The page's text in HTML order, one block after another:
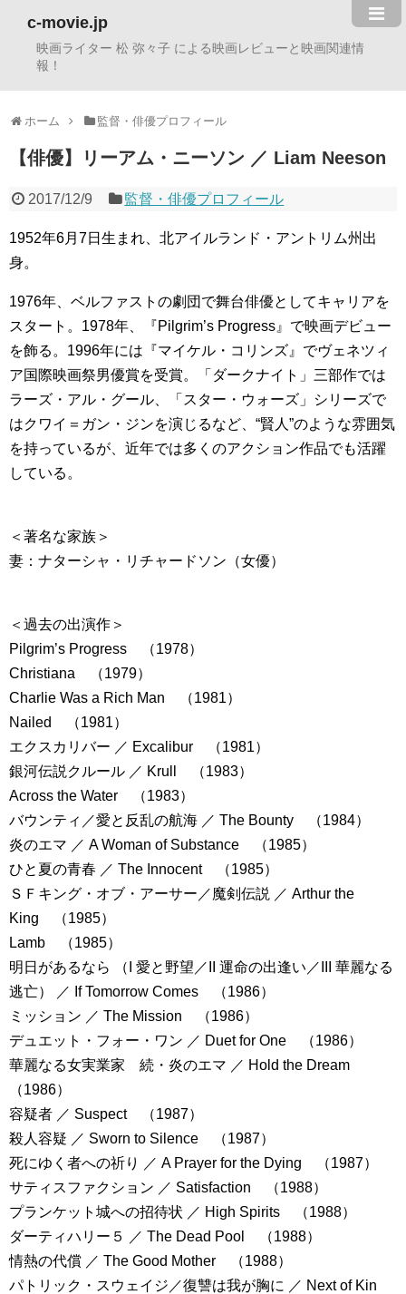
c-movie.jp
映画ライター 松 弥々子 による映画レビューと映画関連情
報！
ホーム 監督・俳優プロフィール
【俳優】リーアム・ニーソン ／ Liam Neeson
2017/12/9 監督・俳優プロフィール
1952年6月7日生まれ、北アイルランド・アントリム州出
身。
1976年、ベルファストの劇団で舞台俳優としてキャリアを
スタート。1978年、『Pilgrim’s Progress』で映画デビュー
を飾る。1996年には『マイケル・コリンズ』でヴェネツィ
ア国際映画祭男優賞を受賞。「ダークナイト」三部作では
ラーズ・アル・グール、「スター・ウォーズ」シリーズで
はクワイ＝ガン・ジンを演じるなど、“賢人”のような雰囲気
を持っているが、近年では多くのアクション作品でも活躍
している。
＜著名な家族＞
妻：ナターシャ・リチャードソン（女優）
＜過去の出演作＞
Pilgrim’s Progress （1978）
Christiana （1979）
Charlie Was a Rich Man （1981）
Nailed （1981）
エクスカリバー ／ Excalibur （1981）
銀河伝説クルール ／ Krull （1983）
Across the Water （1983）
バウンティ／愛と反乱の航海 ／ The Bounty （1984）
炎のエマ ／ A Woman of Substance （1985）
ひと夏の青春 ／ The Innocent （1985）
ＳＦキング・オブ・アーサー／魔剣伝説 ／ Arthur the
King （1985）
Lamb （1985）
明日があるなら （I 愛と野望／II 運命の出逢い／III 華麗なる
逃亡） ／ If Tomorrow Comes （1986）
ミッション ／ The Mission （1986）
デュエット・フォー・ワン ／ Duet for One （1986）
華麗なる女実業家 続・炎のエマ ／ Hold the Dream
（1986）
容疑者 ／ Suspect （1987）
殺人容疑 ／ Sworn to Silence （1987）
死にゆく者への祈り ／ A Prayer for the Dying （1987）
サティスファクション ／ Satisfaction （1988）
プランケット城への招待状 ／ High Spirits （1988）
ダーティハリー５ ／ The Dead Pool （1988）
情熱の代償 ／ The Good Mother （1988）
パトリック・スウェイジ／復讐は我が胸に ／ Next of Kin